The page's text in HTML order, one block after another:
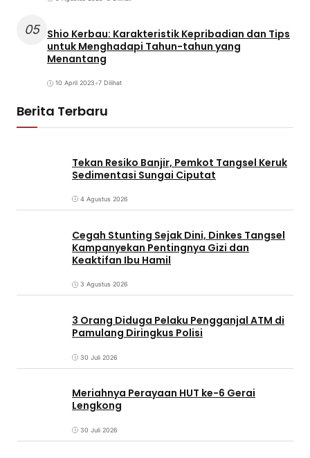
05 Shio Kerbau: Karakteristik Kepribadian dan Tips
untuk Menghadapi Tahun-tahun yang
Menantang
10 April 2023•7 Dilihat
Berita Terbaru
Tekan Resiko Banjir, Pemkot Tangsel Keruk
Sedimentasi Sungai Ciputat
4 Agustus 2026
Cegah Stunting Sejak Dini, Dinkes Tangsel
Kampanyekan Pentingnya Gizi dan
Keaktifan Ibu Hamil
3 Agustus 2026
3 Orang Diduga Pelaku Pengganjal ATM di
Pamulang Diringkus Polisi
30 Juli 2026
Meriahnya Perayaan HUT ke-6 Gerai
Lengkong
30 Juli 2026